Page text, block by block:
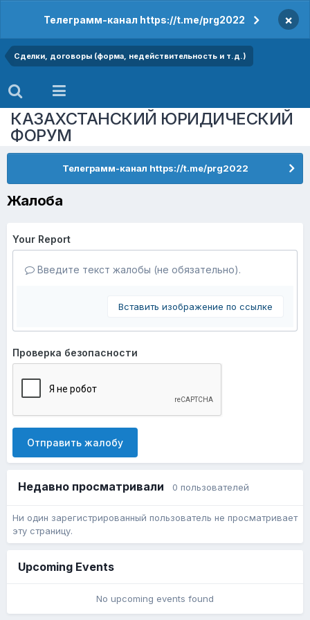
Телеграмм-канал https://t.me/prg2022 ×
Сделки, договоры (форма, недействительность и т.д.)
КАЗАХСТАНСКИЙ ЮРИДИЧЕСКИЙ
ФОРУМ
Телеграмм-канал https://t.me/prg2022
Жалоба
Your Report
Введите текст жалобы (не обязательно).
Вставить изображение по ссылке
Проверка безопасности
Отправить жалобу
Недавно просматривали 0 пользователей
Ни один зарегистрированный пользователь не просматривает
эту страницу.
Upcoming Events
No upcoming events found